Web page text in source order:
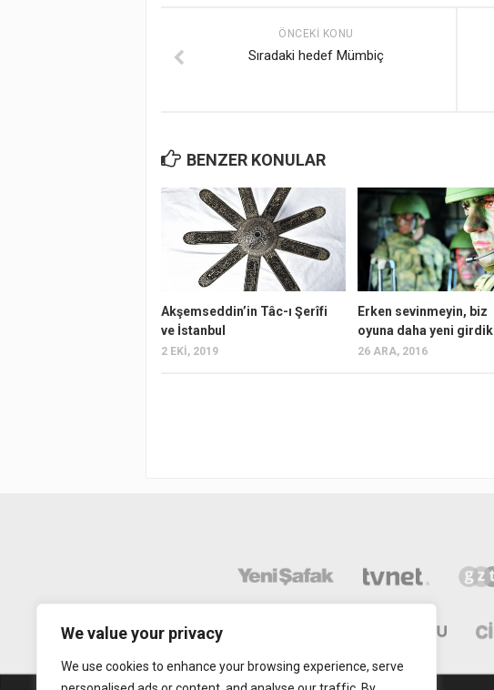
We value your privacy
We use cookies to enhance your browsing experience, serve
ÖNCEKI KONU
Sıradaki hedef Mümbiç
BENZER KONULAR
Akşemseddin’in Tâc-ı Şerîfi
ve İstanbul
2 EKI, 2019
Erken sevinmeyin, biz
oyuna daha yeni girdik
26 ARA, 2016